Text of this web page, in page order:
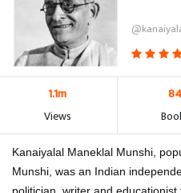
1.1m
Views
84
Kanaiyalal Maneklal Munshi,
Munshi, was an Indian
politician, writer and